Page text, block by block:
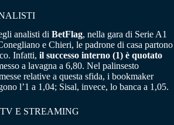
analisti di BetFlag, nella gara di Serie A1
e Chieri, le padrone di casa partono
Infatti, il successo interno (1) è quotato
a lavagna a 6,80. Nel palinsesto
relative a questa sfida, i bookmaker
l’1 a 1,04; Sisal, invece, lo banca a 1,05.
E STREAMING